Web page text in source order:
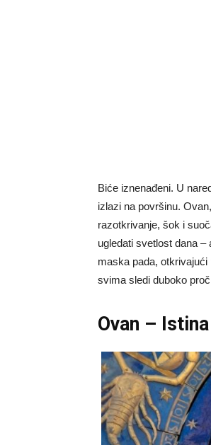
Biće iznenađeni. U
izlazi na površinu.
razotkrivanje, šok i
ugledati svetlost dana
maska pada, otkrivajući
svima sledi duboko
Ovan –